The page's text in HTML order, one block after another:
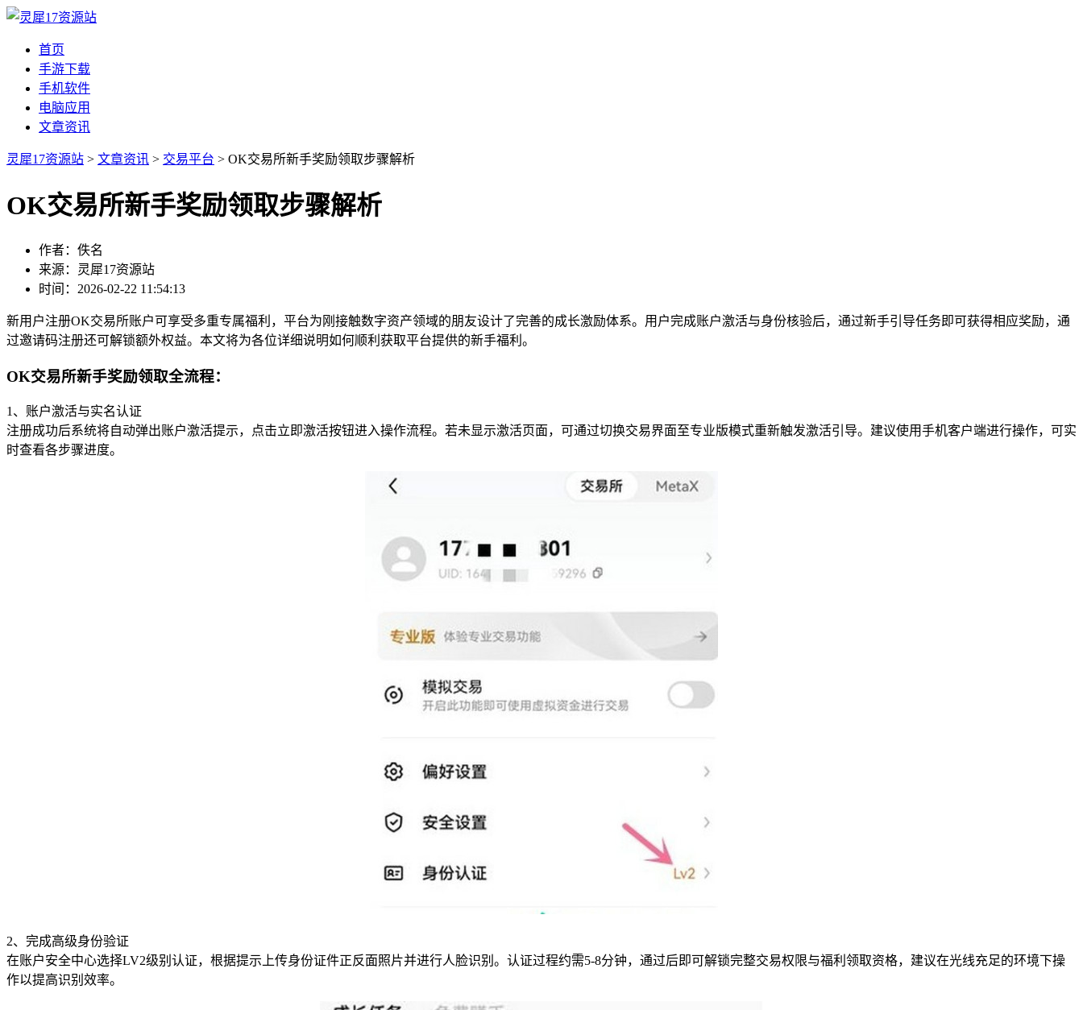
首页
手游下载
手机软件
电脑应用
文章资讯
灵犀17资源站 > 文章资讯 > 交易平台 > OK交易所新手奖励领取步骤解析
OK交易所新手奖励领取步骤解析
作者：佚名
来源：灵犀17资源站
时间：2026-02-22 11:54:13
新用户注册OK交易所账户可享受多重专属福利，平台为刚接触数字资产领域的朋友设计了完善的成长激励体系。用户完成账户激活与身份核验后，通过新手引导任务即可获得相应奖励，通
过邀请码注册还可解锁额外权益。本文将为各位详细说明如何顺利获取平台提供的新手福利。
OK交易所新手奖励领取全流程：
1、账户激活与实名认证
注册成功后系统将自动弹出账户激活提示，点击立即激活按钮进入操作流程。若未显示激活页面，可通过切换交易界面至专业版模式重新触发激活引导。建议使用手机客户端进行操作，可实
时查看各步骤进度。
2、完成高级身份验证
在账户安全中心选择LV2级别认证，根据提示上传身份证件正反面照片并进行人脸识别。认证过程约需5-8分钟，通过后即可解锁完整交易权限与福利领取资格，建议在光线充足的环境下操
作以提高识别效率。